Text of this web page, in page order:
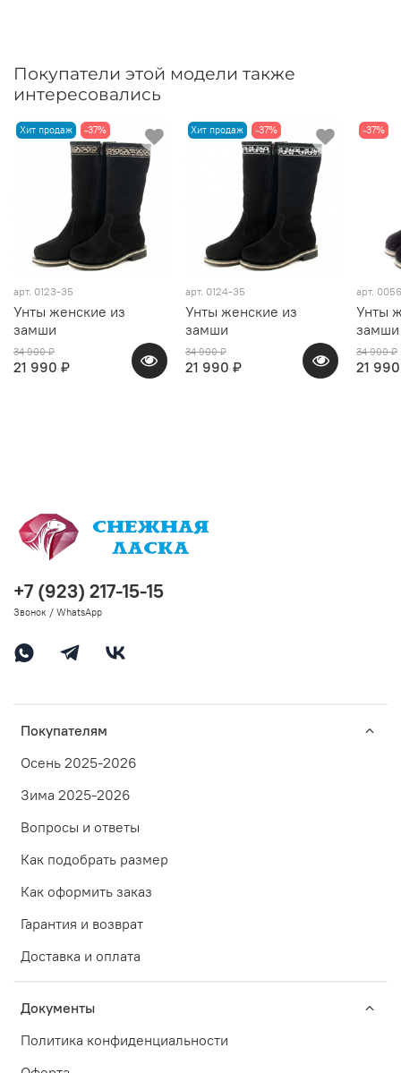
Покупатели этой модели также
интересовались
Хит продаж -37%
арт. 0123-35
Унты женские из
замши
34 900 ₽
21 990 ₽
Хит продаж -37%
арт. 0124-35
Унты женские из
замши
34 900 ₽
21 990 ₽
-37%
арт.
Унты
замши
34 900 ₽
21
Покупателям
Осень 2025-2026
Зима 2025-2026
Вопросы и ответы
Как подобрать размер
Как оформить заказ
Гарантия и возврат
Доставка и оплата
Документы
Политика конфиденциальности
+7 (923) 217-15-15
Звонок / WhatsApp